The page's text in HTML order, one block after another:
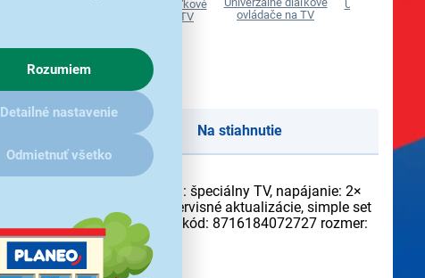
Rozumiem
Detailné nastavenie
Odmietnuť všetko
Univerzálne diaľkové
ovládače na TV
ovládače na TV
Univerzálne
Na stiahnutie
učenia, modelový rad: špeciálny TV, napájanie: 2×
kódy, servisné aktualizácie, simple set
číslo: 3233049130 EAN kód: 8716184072727 rozmer: